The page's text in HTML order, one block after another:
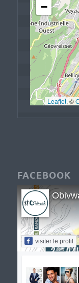
−
Leaflet, ©
FACEBOOK
visiter le profil